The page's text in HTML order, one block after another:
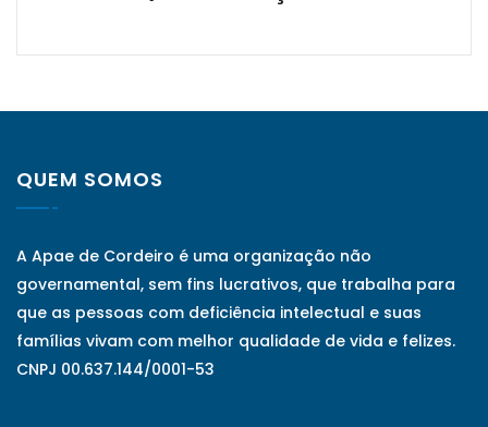
QUEM SOMOS
A Apae de Cordeiro é uma organização não
governamental, sem fins lucrativos, que trabalha para
que as pessoas com deficiência intelectual e suas
famílias vivam com melhor qualidade de vida e felizes.
CNPJ 00.637.144/0001-53